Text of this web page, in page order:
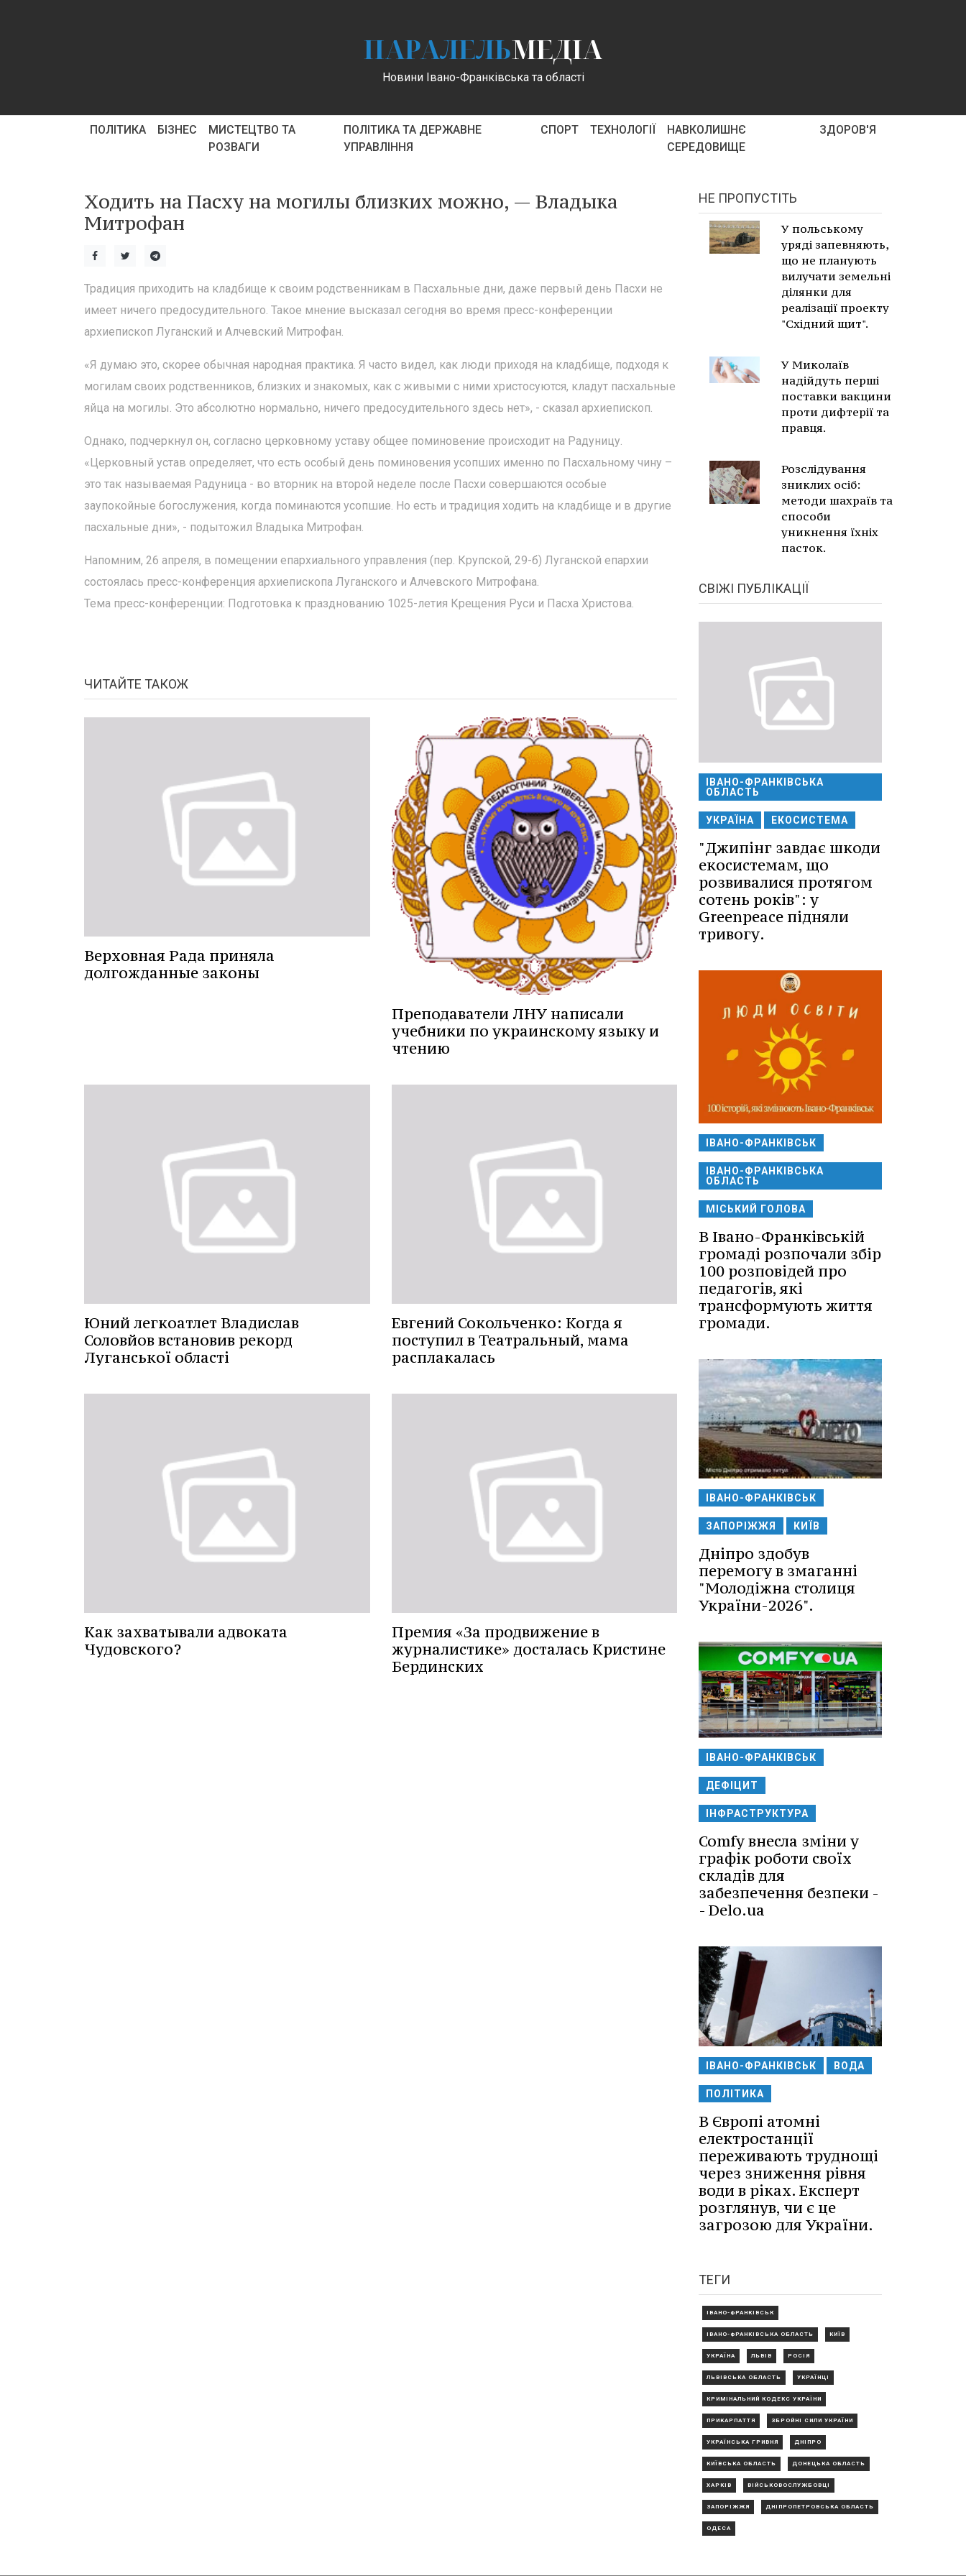
ПАРАЛЕЛЬМЕДІА
Новини Івано-Франківська та області
ПОЛІТИКА БІЗНЕС
МИСТЕЦТВО ТА
РОЗВАГИ
ПОЛІТИКА ТА ДЕРЖАВНЕ
УПРАВЛІННЯ
СПОРТ ТЕХНОЛОГІЇ
НАВКОЛИШНЄ
СЕРЕДОВИЩЕ
ЗДОРОВ'Я
Ходить на Пасху на могилы близких можно, — Владыка
Митрофан
Традиция приходить на кладбище к своим родственникам в Пасхальные дни, даже первый день Пасхи не
имеет ничего предосудительного. Такое мнение высказал сегодня во время пресс-конференции
архиепископ Луганский и Алчевский Митрофан.
«Я думаю это, скорее обычная народная практика. Я часто видел, как люди приходя на кладбище, подходя к
могилам своих родственников, близких и знакомых, как с живыми с ними христосуются, кладут пасхальные
яйца на могилы. Это абсолютно нормально, ничего предосудительного здесь нет», - сказал архиепископ.
Однако, подчеркнул он, согласно церковному уставу общее поминовение происходит на Радуницу.
«Церковный устав определяет, что есть особый день поминовения усопших именно по Пасхальному чину –
это так называемая Радуница - во вторник на второй неделе после Пасхи совершаются особые
заупокойные богослужения, когда поминаются усопшие. Но есть и традиция ходить на кладбище и в другие
пасхальные дни», - подытожил Владыка Митрофан.
Напомним, 26 апреля, в помещении епархиального управления (пер. Крупской, 29-б) Луганской епархии
состоялась пресс-конференция архиепископа Луганского и Алчевского Митрофана.
Тема пресс-конференции: Подготовка к празднованию 1025-летия Крещения Руси и Пасха Христова.
ЧИТАЙТЕ ТАКОЖ
Верховная Рада приняла
долгожданные законы
Преподаватели ЛНУ написали
учебники по украинскому языку и
чтению
Юний легкоатлет Владислав
Соловйов встановив рекорд
Луганської області
Евгений Сокольченко: Когда я
поступил в Театральный, мама
расплакалась
Как захватывали адвоката
Чудовского?
Премия «За продвижение в
журналистике» досталась Кристине
Бердинских
НЕ ПРОПУСТІТЬ
У польському
уряді запевняють,
що не планують
вилучати земельні
ділянки для
реалізації проекту
"Східний щит".
У Миколаїв
надійдуть перші
поставки вакцини
проти дифтерії та
правця.
Розслідування
зниклих осіб:
методи шахраїв та
способи
уникнення їхніх
пасток.
СВІЖІ ПУБЛІКАЦІЇ
ІВАНО-ФРАНКІВСЬКА
ОБЛАСТЬ
УКРАЇНА ЕКОСИСТЕМА
"Джипінг завдає шкоди
екосистемам, що
розвивалися протягом
сотень років": у
Greenpeace підняли
тривогу.
ІВАНО-ФРАНКІВСЬК
ІВАНО-ФРАНКІВСЬКА
ОБЛАСТЬ
МІСЬКИЙ ГОЛОВА
В Івано-Франківській
громаді розпочали збір
100 розповідей про
педагогів, які
трансформують життя
громади.
ІВАНО-ФРАНКІВСЬК
ЗАПОРІЖЖЯ КИЇВ
Дніпро здобув
перемогу в змаганні
"Молодіжна столиця
України-2026".
ІВАНО-ФРАНКІВСЬК
ДЕФІЦИТ
ІНФРАСТРУКТУРА
Comfy внесла зміни у
графік роботи своїх
складів для
забезпечення безпеки -
- Delo.ua
ІВАНО-ФРАНКІВСЬК ВОДА
ПОЛІТИКА
В Європі атомні
електростанції
переживають труднощі
через зниження рівня
води в ріках. Експерт
розглянув, чи є це
загрозою для України.
ТЕГИ
ІВАНО-ФРАНКІВСЬК
ІВАНО-ФРАНКІВСЬКА ОБЛАСТЬ КИЇВ
УКРАЇНА ЛЬВІВ РОСІЯ
ЛЬВІВСЬКА ОБЛАСТЬ УКРАЇНЦІ
КРИМІНАЛЬНИЙ КОДЕКС УКРАЇНИ
ПРИКАРПАТТЯ ЗБРОЙНІ СИЛИ УКРАЇНИ
УКРАЇНСЬКА ГРИВНЯ ДНІПРО
КИЇВСЬКА ОБЛАСТЬ ДОНЕЦЬКА ОБЛАСТЬ
ХАРКІВ ВІЙСЬКОВОСЛУЖБОВЦІ
ЗАПОРІЖЖЯ ДНІПРОПЕТРОВСЬКА ОБЛАСТЬ
ОДЕСА